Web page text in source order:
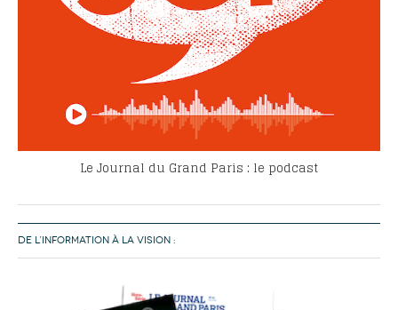
Le Journal du Grand Paris : le podcast
DE L’INFORMATION À LA VISION :